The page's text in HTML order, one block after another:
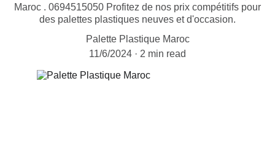
Maroc . 0694515050 Profitez de nos prix compétitifs pour
des palettes plastiques neuves et d'occasion.
Palette Plastique Maroc
11/6/2024
2 min read